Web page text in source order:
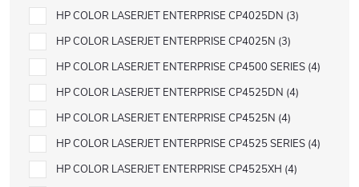
HP COLOR LASERJET ENTERPRISE CP4025DN 3
HP COLOR LASERJET ENTERPRISE CP4025N 3
HP COLOR LASERJET ENTERPRISE CP4500 SERIES 4
HP COLOR LASERJET ENTERPRISE CP4525DN 4
HP COLOR LASERJET ENTERPRISE CP4525N 4
HP COLOR LASERJET ENTERPRISE CP4525 SERIES 4
HP COLOR LASERJET ENTERPRISE CP4525XH 4